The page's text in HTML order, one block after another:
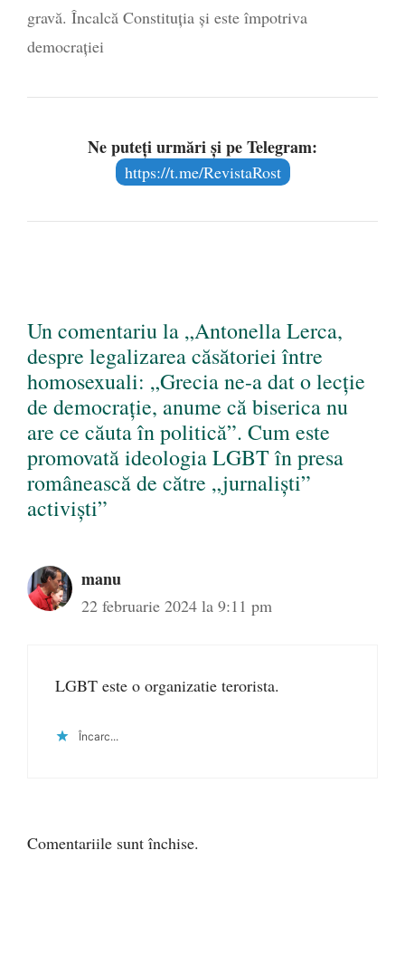
gravă. Încalcă Constituția și este împotriva
democrației
Ne puteți urmări și pe Telegram:
https://t.me/RevistaRost
Un comentariu la „Antonella Lerca,
despre legalizarea căsătoriei între
homosexuali: „Grecia ne-a dat o lecție
de democrație, anume că biserica nu
are ce căuta în politică”. Cum este
promovată ideologia LGBT în presa
românească de către „jurnaliști”
activiști”
manu
22 februarie 2024 la 9:11 pm
LGBT este o organizatie terorista.
Încarc...
Comentariile sunt închise.